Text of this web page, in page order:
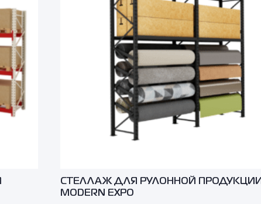
СТЕЛЛАЖ ДЛЯ РУЛОННОЙ ПРОДУКЦИИ
MODERN EXPO